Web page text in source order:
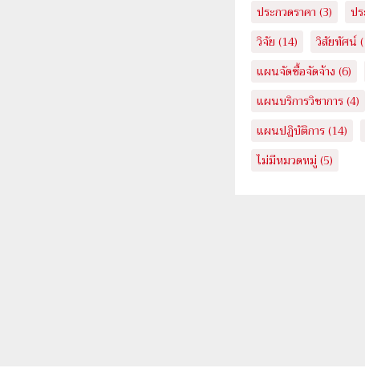
ประกวดราคา (3) ป
วิจัย (14) วิสัยทัศน์
แผนจัดซื้อจัดจ้าง (6)
แผนบริการวิชาการ(4)
แผนปฎิบัติการ(14)
ไม่มีหมวดหมู่(5)